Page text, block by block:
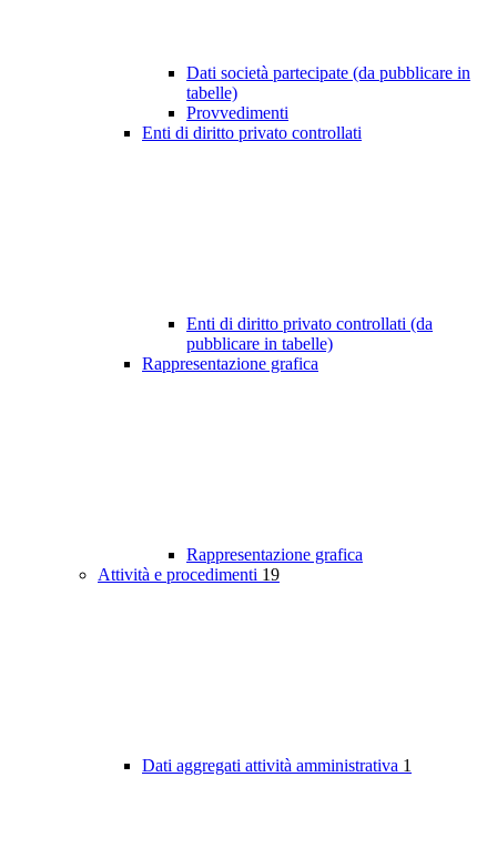
Dati società partecipate (da pubblicare in
tabelle)
Provvedimenti
Enti di diritto privato controllati
Enti di diritto privato controllati (da
pubblicare in tabelle)
Rappresentazione grafica
Rappresentazione grafica
Attività e procedimenti 19
Dati aggregati attività amministrativa 1